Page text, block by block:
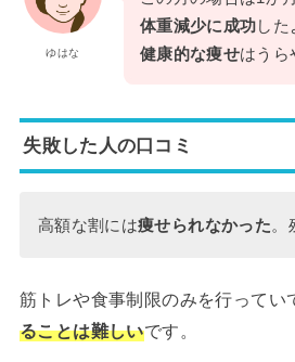
ゆはな
体重減少に成功した
健康的な痩せはうら
失敗した人の口コミ
高額な割には痩せられなかった。
筋トレや食事制限のみを行ってい
ることは難しいです。